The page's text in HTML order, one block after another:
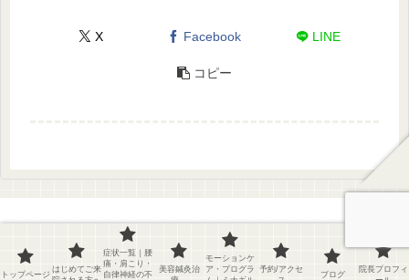
X Facebook LINE
コピー
Copyright © 2025-2026 ミナギルコンディション ラボ|治療院|整体|
トレーニング All Rights Reserved.
トップページ
はじめてご来
症状一覧｜腰
痛・肩こり・
自律神経の不
美容鍼灸治
モーションケ
ア・プログラ 予約/アクセ
ブログ
院長プロフィ